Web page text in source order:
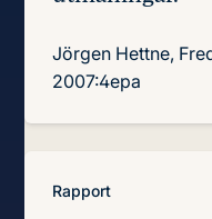
Jörgen Hettne,
2007:4epa
Rapport